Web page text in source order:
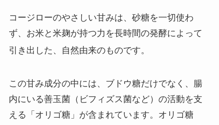
コージローのやさしい甘みは、砂糖を一切使わ
ず、お米と米麹が持つ力を長時間の発酵によって
引き出した、自然由来のものです。
この甘み成分の中には、ブドウ糖だけでなく、腸
内にいる善玉菌（ビフィズス菌など）の活動を支
える「オリゴ糖」が含まれています。オリゴ糖